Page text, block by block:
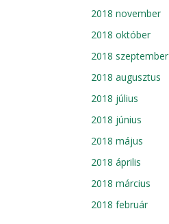
2018 november
2018 október
2018 szeptember
2018 augusztus
2018 július
2018 június
2018 május
2018 április
2018 március
2018 február